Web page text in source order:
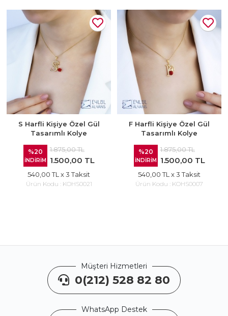
S Harfli Kişiye Özel Gül
Tasarımlı Kolye
%20
İNDİRİM
1.875,00 TL
1.500,00 TL
540,00 TL x 3 Taksit
Ürün Kodu : KOHS0021
F Harfli Kişiye Özel Gül
Tasarımlı Kolye
%20
İNDİRİM
1.875,00 TL
1.500,00 TL
540,00 TL x 3 Taksit
Ürün Kodu : KOHS0007
Müşteri Hizmetleri
0(212) 528 82 80
WhatsApp Destek